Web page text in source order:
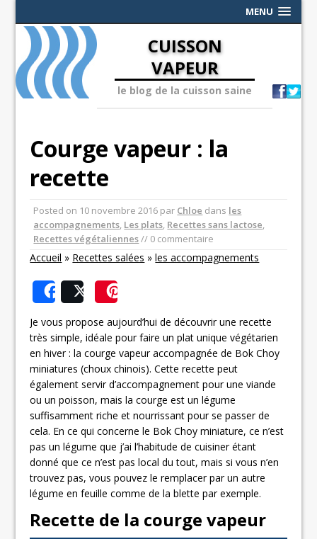
MENU
CUISSON
VAPEUR
le blog de la cuisson saine
Courge vapeur : la
recette
Posted on 10 novembre 2016 par Chloe dans les
accompagnements, Les plats, Recettes sans lactose,
Recettes végétaliennes// 0 commentaire
Accueil » Recettes salées »les accompagnements
SharePost
Je vous propose aujourd’hui de découvrir une recette
très simple, idéale pour faire un plat unique végétarien
en hiver : la courge vapeur accompagnée de Bok Choy
miniatures (choux chinois). Cette recette peut
également servir d’accompagnement pour une viande
ou un poisson, mais la courge est un légume
suffisamment riche et nourrissant pour se passer de
cela. En ce qui concerne le Bok Choy miniature, ce n’est
pas un légume que j’ai l’habitude de cuisiner étant
donné que ce n’est pas local du tout, mais si vous n’en
trouvez pas, vous pouvez le remplacer par un autre
légume en feuille comme de la blette par exemple.
Recette de la courge vapeur